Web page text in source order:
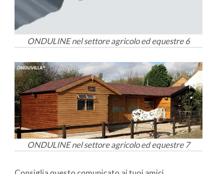
ONDULINE nel settore agricolo ed equestre 6
ONDULINE nel settore agricolo ed equestre 7